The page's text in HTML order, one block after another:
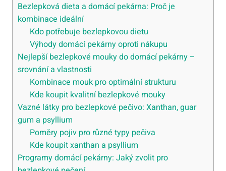
Bezlepková dieta a domácí pekárna: Proč je
kombinace ideální
Kdo potřebuje bezlepkovou dietu
Výhody domácí pekárny oproti nákupu
Nejlepší bezlepkové mouky do domácí pekárny –
srovnání a vlastnosti
Kombinace mouk pro optimální strukturu
Kde koupit kvalitní bezlepkové mouky
Vazné látky pro bezlepkové pečivo: Xanthan, guar
gum a psyllium
Poměry pojiv pro různé typy pečiva
Kde koupit xanthan a psyllium
Programy domácí pekárny: Jaký zvolit pro